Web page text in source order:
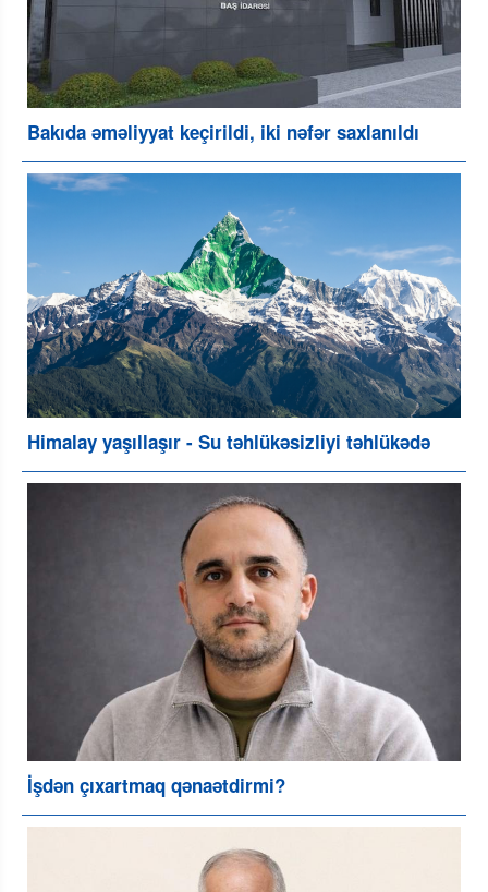
Bakıda əməliyyat keçirildi, iki nəfər saxlanıldı
Himalay yaşıllaşır - Su təhlükəsizliyi təhlükədə
İşdən çıxartmaq qənaətdirmi?